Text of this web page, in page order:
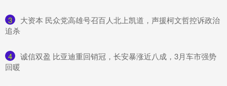
3
​大资本 民众党高雄号召百人北上凯道，声援柯文哲控诉政治
追杀
4
​诚信双盈 比亚迪重回销冠，长安暴涨近八成，3月车市强势
回暖